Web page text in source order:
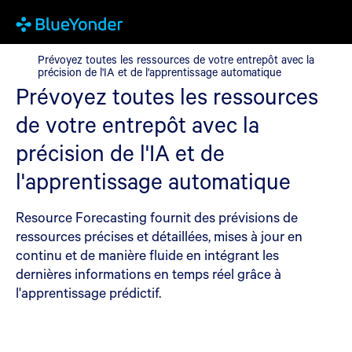
Prévoyez toutes les ressources de votre entrepôt avec la
Prévoyez toutes les ressources de votre entrepôt avec la
précision de l'IA et de l'apprentissage automatique
Prévoyez toutes les ressources
de votre entrepôt avec la
précision de l'IA et de
l'apprentissage automatique
Resource Forecasting fournit des prévisions de
ressources précises et détaillées, mises à jour en
continu et de manière fluide en intégrant les
dernières informations en temps réel grâce à
l'apprentissage prédictif.